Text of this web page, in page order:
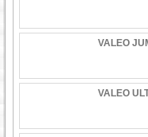
VALEO
VALEO